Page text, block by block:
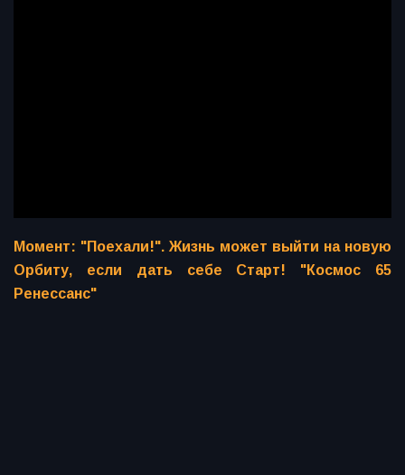
Момент: "Поехали!". Жизнь может выйти на новую
Орбиту, если дать себе Старт! "Космос 65
Ренессанс"